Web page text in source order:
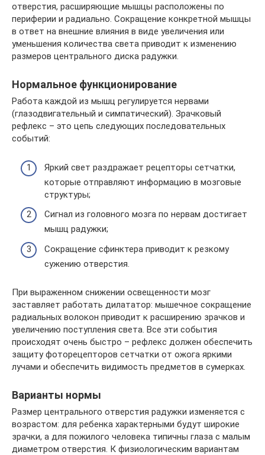
отверстия, расширяющие мышцы расположены по
периферии и радиально. Сокращение конкретной мышцы
в ответ на внешние влияния в виде увеличения или
уменьшения количества света приводит к изменению
размеров центрального диска радужки.
Нормальное функционирование
Работа каждой из мышц регулируется нервами
(глазодвигательный и симпатический). Зрачковый
рефлекс – это цепь следующих последовательных
событий:
Яркий свет раздражает рецепторы сетчатки,
которые отправляют информацию в мозговые
структуры;
Сигнал из головного мозга по нервам достигает
мышц радужки;
Сокращение сфинктера приводит к резкому
сужению отверстия.
При выраженном снижении освещенности мозг
заставляет работать дилататор: мышечное сокращение
радиальных волокон приводит к расширению зрачков и
увеличению поступления света. Все эти события
происходят очень быстро – рефлекс должен обеспечить
защиту фоторецепторов сетчатки от ожога яркими
лучами и обеспечить видимость предметов в сумерках.
Варианты нормы
Размер центрального отверстия радужки изменяется с
возрастом: для ребенка характерными будут широкие
зрачки, а для пожилого человека типичны глаза с малым
диаметром отверстия. К физиологическим вариантам